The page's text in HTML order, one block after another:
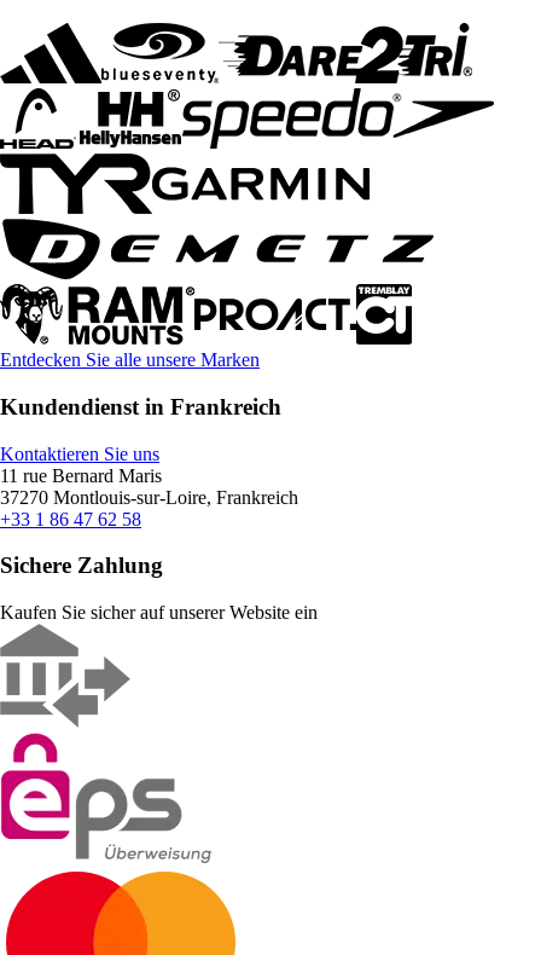
Entdecken Sie alle unsere Marken
Kundendienst in Frankreich
Kontaktieren Sie uns
11 rue Bernard Maris
37270 Montlouis-sur-Loire, Frankreich
+33 1 86 47 62 58
Sichere Zahlung
Kaufen Sie sicher auf unserer Website ein